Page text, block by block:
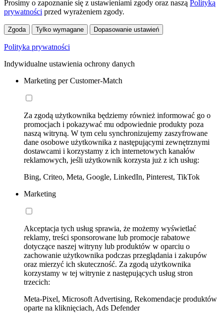
Prosimy o zapoznanie się z ustawieniami zgody oraz naszą Polityką
prywatności przed wyrażeniem zgody.
Zgoda Tylko wymagane Dopasowanie ustawień
Polityka prywatności
Indywidualne ustawienia ochrony danych
Marketing per Customer-Match
Za zgodą użytkownika będziemy również informować go o
promocjach i pokazywać mu odpowiednie produkty poza
naszą witryną. W tym celu synchronizujemy zaszyfrowane
dane osobowe użytkownika z następującymi zewnętrznymi
dostawcami i korzystamy z ich internetowych kanałów
reklamowych, jeśli użytkownik korzysta już z ich usług:
Bing, Criteo, Meta, Google, LinkedIn, Pinterest, TikTok
Marketing
Akceptacja tych usług sprawia, że możemy wyświetlać
reklamy, treści sponsorowane lub promocje rabatowe
dotyczące naszej witryny lub produktów w oparciu o
zachowanie użytkownika podczas przeglądania i zakupów
oraz mierzyć ich skuteczność. Za zgodą użytkownika
korzystamy w tej witrynie z następujących usług stron
trzecich:
Meta-Pixel, Microsoft Advertising, Rekomendacje produktów
oparte na kliknięciach, Ads Defender